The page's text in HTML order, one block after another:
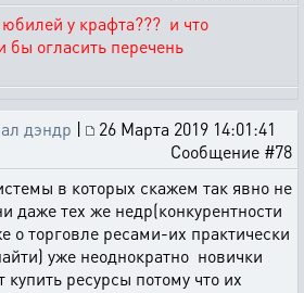
у крафта??? и что
бы огласить перечень
дэндр |
26 Марта 2019 14:01:41
Сообщение #78
в которых скажем так явно не
даже тех же недр(конкурентности
о торговле ресами-их практически
уже неоднократно новички
купить ресурсы потому что их